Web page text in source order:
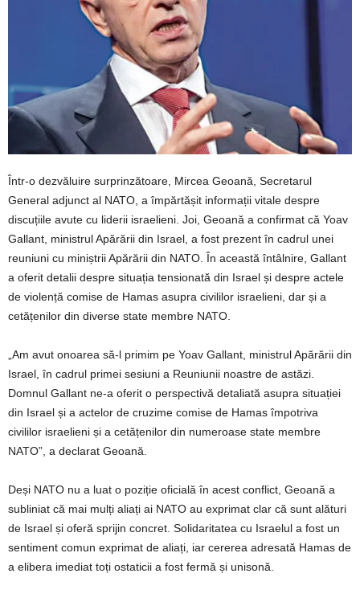
Într-o dezvăluire surprinzătoare, Mircea Geoană, Secretarul
General adjunct al NATO, a împărtășit informații vitale despre
discuțiile avute cu liderii israelieni. Joi, Geoană a confirmat că Yoav
Gallant, ministrul Apărării din Israel, a fost prezent în cadrul unei
reuniuni cu miniștrii Apărării din NATO. În această întâlnire, Gallant
a oferit detalii despre situația tensionată din Israel și despre actele
de violență comise de Hamas asupra civililor israelieni, dar și a
cetățenilor din diverse state membre NATO.
„Am avut onoarea să-l primim pe Yoav Gallant, ministrul Apărării din
Israel, în cadrul primei sesiuni a Reuniunii noastre de astăzi.
Domnul Gallant ne-a oferit o perspectivă detaliată asupra situației
din Israel și a actelor de cruzime comise de Hamas împotriva
civililor israelieni și a cetățenilor din numeroase state membre
NATO”, a declarat Geoană.
Deși NATO nu a luat o poziție oficială în acest conflict, Geoană a
subliniat că mai mulți aliați ai NATO au exprimat clar că sunt alături
de Israel și oferă sprijin concret. Solidaritatea cu Israelul a fost un
sentiment comun exprimat de aliați, iar cererea adresată Hamas de
a elibera imediat toți ostaticii a fost fermă și unisonă.